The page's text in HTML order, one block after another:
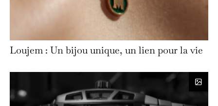
Loujem : Un bijou unique, un lien pour la vie